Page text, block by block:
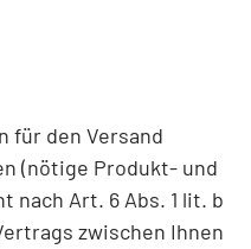
für den Versand
(nötige Produkt- und
nach Art. 6 Abs. 1 lit. b
zwischen Ihnen